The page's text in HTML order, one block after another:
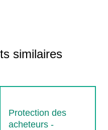
similaires
Protection des
acheteurs -